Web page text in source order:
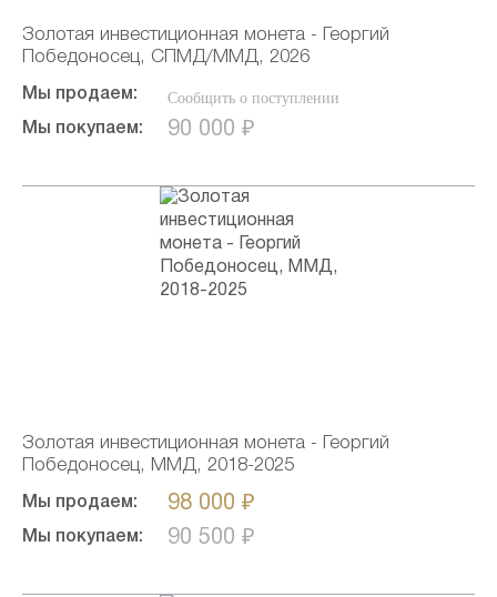
Золотая инвестиционная монета - Георгий
Победоносец, СПМД/ММД, 2026
Мы продаем: Сообщить о поступлении
Мы покупаем: 90 000 ₽
Золотая инвестиционная монета - Георгий
Победоносец, ММД, 2018-2025
Мы продаем: 98 000 ₽
Мы покупаем: 90 500 ₽